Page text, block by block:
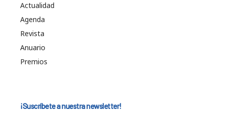
Actualidad
Agenda
Revista
Anuario
Premios
¡Suscríbete a nuestra newsletter!